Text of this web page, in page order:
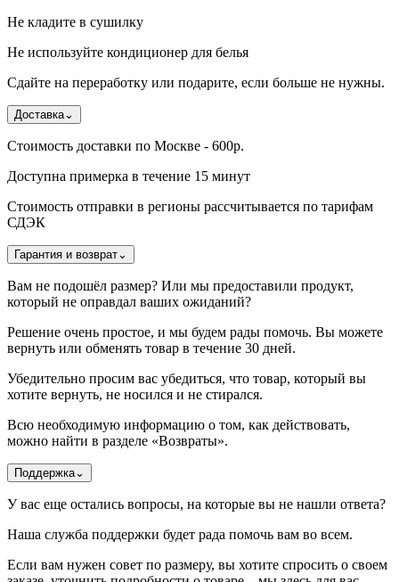
Не кладите в сушилку
Не используйте кондиционер для белья
Сдайте на переработку или подарите, если больше не нужны.
Доставка⌄
Стоимость доставки по Москве - 600р.
Доступна примерка в течение 15 минут
Стоимость отправки в регионы рассчитывается по тарифам
СДЭК
Гарантия и возврат⌄
Вам не подошёл размер? Или мы предоставили продукт,
который не оправдал ваших ожиданий?
Решение очень простое, и мы будем рады помочь. Вы можете
вернуть или обменять товар в течение 30 дней.
Убедительно просим вас убедиться, что товар, который вы
хотите вернуть, не носился и не стирался.
Всю необходимую информацию о том, как действовать,
можно найти в разделе «Возвраты».
Поддержка⌄
У вас еще остались вопросы, на которые вы не нашли ответа?
Наша служба поддержки будет рада помочь вам во всем.
Если вам нужен совет по размеру, вы хотите спросить о своем